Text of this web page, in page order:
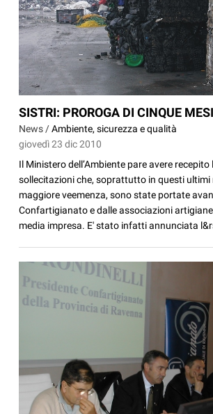
SISTRI: PROROGA DI CINQUE MESI
News /Ambiente, sicurezza e qualità
giovedì 23 dic 2010
Il Ministero dell’Ambiente pare avere
sollecitazioni che, soprattutto in questi ultimi
maggiore veemenza, sono state portate
Confartigianato e dalle associazioni
media impresa. E' stato infatti annunciata